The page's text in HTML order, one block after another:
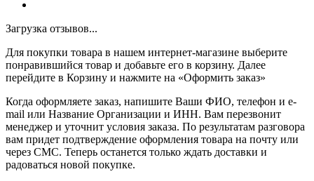
Загрузка отзывов...
Для покупки товара в нашем интернет-магазине выберите
понравившийся товар и добавьте его в корзину. Далее
перейдите в Корзину и нажмите на «Оформить заказ»
Когда оформляете заказ, напишите Ваши ФИО, телефон и e-
mail или Название Организации и ИНН. Вам перезвонит
менеджер и уточнит условия заказа. По результатам разговора
вам придет подтверждение оформления товара на почту или
через СМС. Теперь останется только ждать доставки и
радоваться новой покупке.